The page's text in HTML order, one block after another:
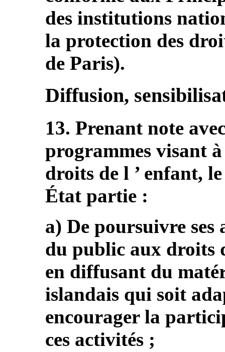
des institutions
la protection des
de Paris).
Diffusion,
13. Prenant note
programmes visant
droits de l ’ enfant,
État partie :
a) De poursuivre
du public aux droits
en diffusant du
islandais qui soit
encourager la
ces activités ;